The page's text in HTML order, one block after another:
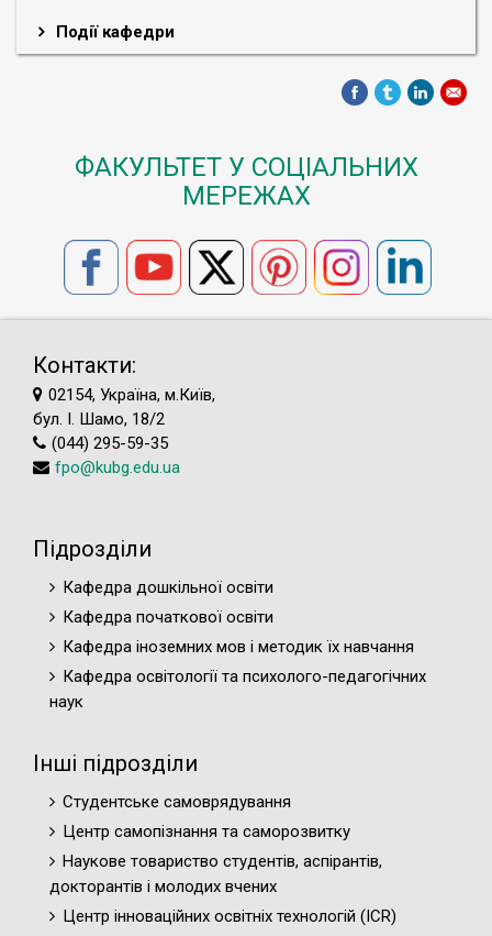
Події кафедри
ФАКУЛЬТЕТ У СОЦІАЛЬНИХ
МЕРЕЖАХ
Контакти:
02154, Україна, м.Київ,
бул. І. Шамо, 18/2
(044) 295-59-35
fpo@kubg.edu.ua
Підрозділи
Кафедра дошкільної освіти
Кафедра початкової освіти
Кафедра іноземних мов і методик їх навчання
Кафедра освітології та психолого-педагогічних
наук
Інші підрозділи
Студентське самоврядування
Центр самопізнання та саморозвитку
Наукове товариство студентів, аспірантів,
докторантів і молодих вчених
Центр інноваційних освітніх технологій (ICR)